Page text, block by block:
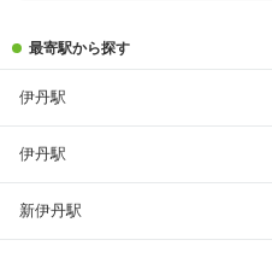
最寄駅から探す
伊丹駅
伊丹駅
新伊丹駅